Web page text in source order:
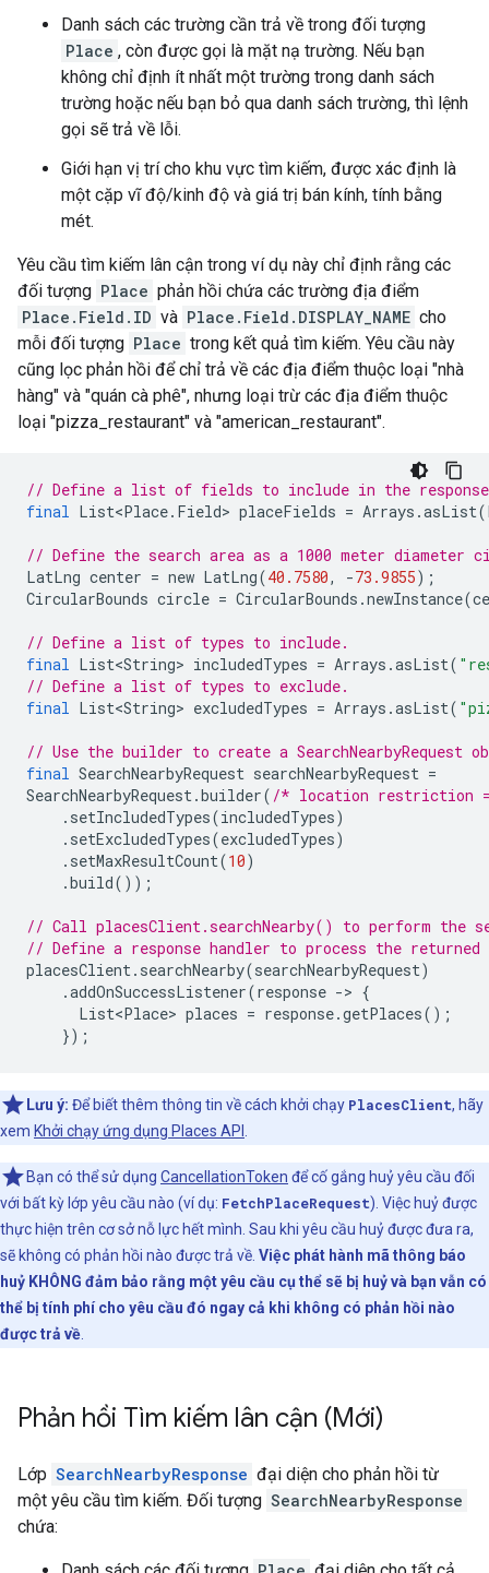
Danh sách các trường cần trả về trong đối tượng
Place , còn được gọi là mặt nạ trường. Nếu bạn
không chỉ định ít nhất một trường trong danh sách
trường hoặc nếu bạn bỏ qua danh sách trường, thì lệnh
gọi sẽ trả về lỗi.
Giới hạn vị trí cho khu vực tìm kiếm, được xác định là
một cặp vĩ độ/kinh độ và giá trị bán kính, tính bằng
mét.
Yêu cầu tìm kiếm lân cận trong ví dụ này chỉ định rằng các
đối tượng Place phản hồi chứa các trường địa điểm
Place.Field.ID và Place.Field.DISPLAY_NAME cho
mỗi đối tượng Place trong kết quả tìm kiếm. Yêu cầu này
cũng lọc phản hồi để chỉ trả về các địa điểm thuộc loại "nhà
hàng" và "quán cà phê", nhưng loại trừ các địa điểm thuộc
loại "pizza_restaurant" và "american_restaurant".
// Define a list of fields to include in the response
final List<Place. Field> placeFields = Arrays .asList(
// Define the search area as a 1000 meter diameter
LatLng center = new LatLng(40.7580, -73.9855);
CircularBounds circle = CircularBounds .newInstance(
// Define a list of types to include.
final List<String> includedTypes = Arrays .asList(
// Define a list of types to exclude.
final List<String> excludedTypes = Arrays .asList(
// Use the builder to create a SearchNearbyRequest
final SearchNearbyRequest searchNearbyRequest =
SearchNearbyRequest.builder( /* location restriction
. setIncludedTypes(includedTypes)
. setExcludedTypes(excludedTypes)
. setMaxResultCount(10)
.build());
// Call placesClient.searchNearby() to perform the
// Define a response handler to process the
placesClient. searchNearby(searchNearbyRequest)
.addOnSuccessListener(response -> {
List<Place> places = response.getPlaces();
});
Lưu ý: Để biết thêm thông tin về cách khởi chạy PlacesClient, hãy
xem Khởi chạy ứng dụng Places API
Bạn có thể sử dụng CancellationToken để cố gắng huỷ yêu cầu đối
với bất kỳ lớp yêu cầu nào (ví dụ: FetchPlaceRequest). Việc huỷ được
thực hiện trên cơ sở nỗ lực hết mình. Sau khi yêu cầu huỷ được đưa ra,
sẽ không có phản hồi nào được trả về. Việc phát hành mã thông báo
huỷ KHÔNG đảm bảo rằng một yêu cầu cụ thể sẽ bị huỷ và bạn vẫn có
thể bị tính phí cho yêu cầu đó ngay cả khi không có phản hồi nào
được trả về
Phản hồi Tìm kiếm lân cận (Mới)
Lớp SearchNearbyResponse đại diện cho phản hồi từ
một yêu cầu tìm kiếm. Đối tượng SearchNearbyResponse
chứa: